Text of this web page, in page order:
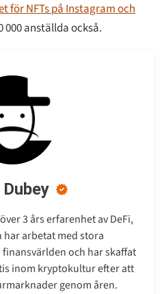
för NFTs på Instagram och
000 anställda också.
3 års erfarenhet av DeFi,
har arbetat med stora
och har skaffat
inom kryptokultur efter att
genom åren.